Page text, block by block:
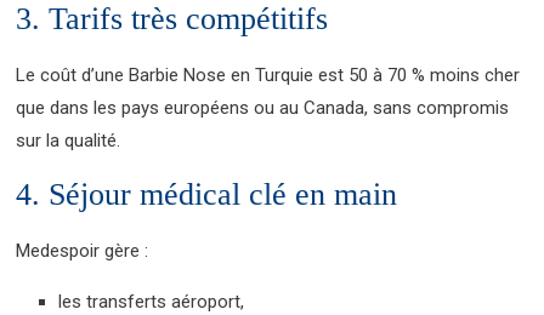
3. Tarifs très compétitifs
Le coût d’une Barbie Nose en Turquie est 50 à 70 % moins cher
que dans les pays européens ou au Canada, sans compromis
sur la qualité.
4. Séjour médical clé en main
Medespoir gère :
les transferts aéroport,